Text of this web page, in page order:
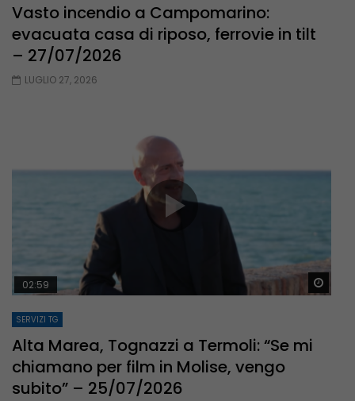
Vasto incendio a Campomarino:
evacuata casa di riposo, ferrovie in tilt
– 27/07/2026
LUGLIO 27, 2026
02:59
SERVIZI TG
Alta Marea, Tognazzi a Termoli: “Se mi
chiamano per film in Molise, vengo
subito” – 25/07/2026